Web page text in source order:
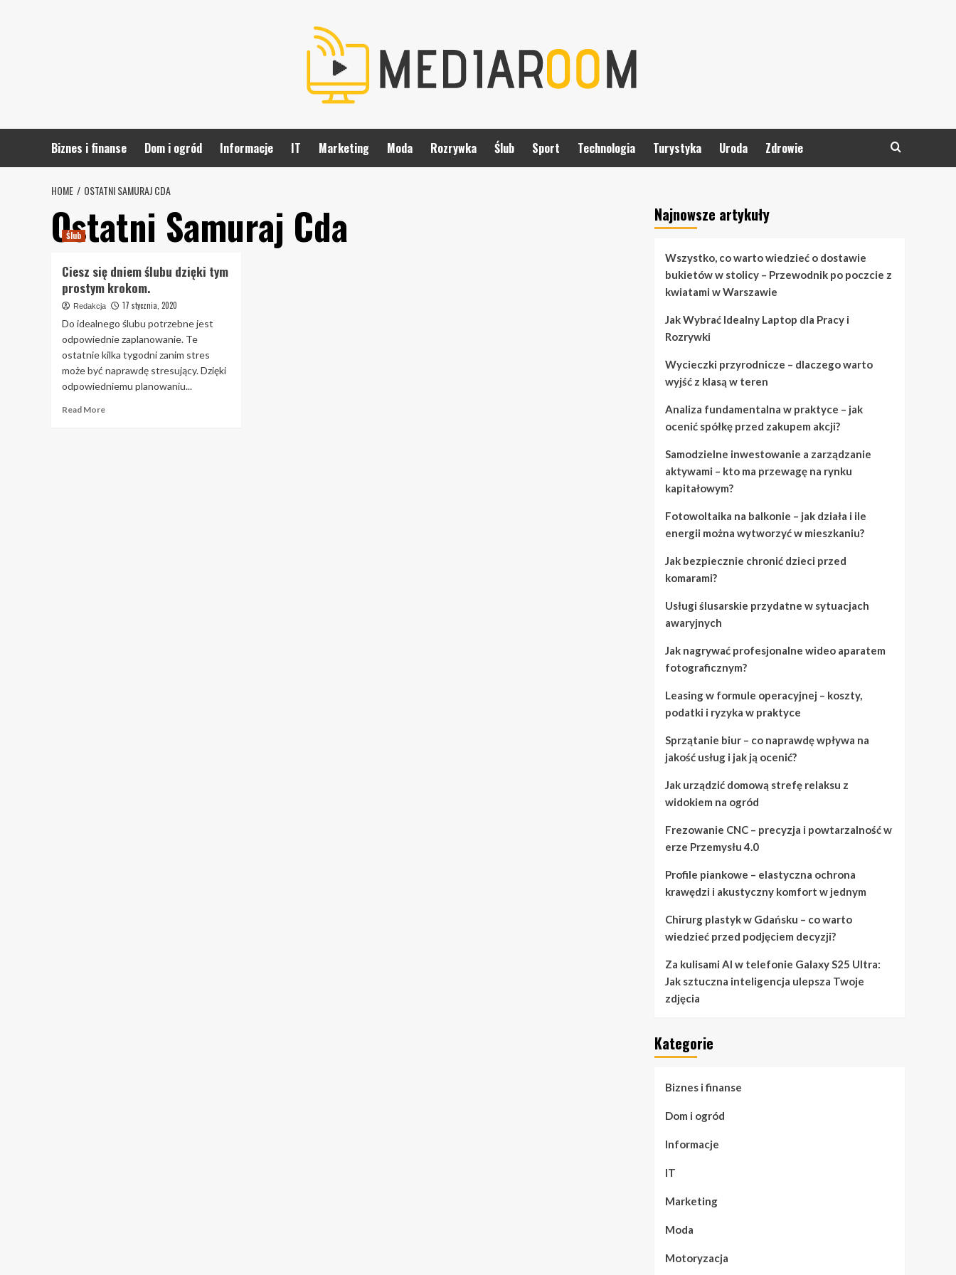
Biznes i finanse Dom i ogród Informacje IT Marketing Moda Rozrywka Ślub Sport Technologia Turystyka Uroda Zdrowie
HOME OSTATNI SAMURAJ CDA
Ostatni Samuraj Cda
Ślub
Ciesz się dniem ślubu dzięki tym
prostym krokom.
Redakcja 17 stycznia, 2020
Do idealnego ślubu potrzebne jest
odpowiednie zaplanowanie. Te
ostatnie kilka tygodni zanim stres
może być naprawdę stresujący. Dzięki
odpowiedniemu planowaniu...
Read MoreRead
Najnowsze artykuły
Wszystko, co warto wiedzieć o dostawie
bukietów w stolicy – Przewodnik po poczcie z
kwiatami w Warszawie
Jak Wybrać Idealny Laptop dla Pracy i
Rozrywki
Wycieczki przyrodnicze – dlaczego warto
wyjść z klasą w teren
Analiza fundamentalna w praktyce – jak
ocenić spółkę przed zakupem akcji?
Samodzielne inwestowanie a zarządzanie
aktywami – kto ma przewagę na rynku
kapitałowym?
Fotowoltaika na balkonie – jak działa i ile
energii można wytworzyć w mieszkaniu?
Jak bezpiecznie chronić dzieci przed
komarami?
Usługi ślusarskie przydatne w sytuacjach
awaryjnych
Jak nagrywać profesjonalne wideo aparatem
fotograficznym?
Leasing w formule operacyjnej – koszty,
podatki i ryzyka w praktyce
Sprzątanie biur – co naprawdę wpływa na
jakość usług i jak ją ocenić?
Jak urządzić domową strefę relaksu z
widokiem na ogród
Frezowanie CNC – precyzja i powtarzalność w
erze Przemysłu 4.0
Profile piankowe – elastyczna ochrona
krawędzi i akustyczny komfort w jednym
Chirurg plastyk w Gdańsku – co warto
wiedzieć przed podjęciem decyzji?
Za kulisami AI w telefonie Galaxy S25 Ultra:
Jak sztuczna inteligencja ulepsza Twoje
zdjęcia
Kategorie
Biznes i finanse
Dom i ogród
Informacje
IT
Marketing
Moda
Motoryzacja